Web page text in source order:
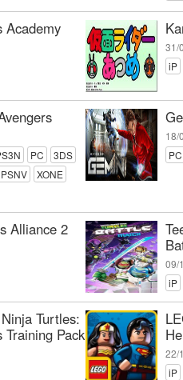
Academy
31/
iP
PC
3DS
PSNV
XONE
18/
PC
Alliance 2
09/
iP
Turtles:
Pack
22/
iP